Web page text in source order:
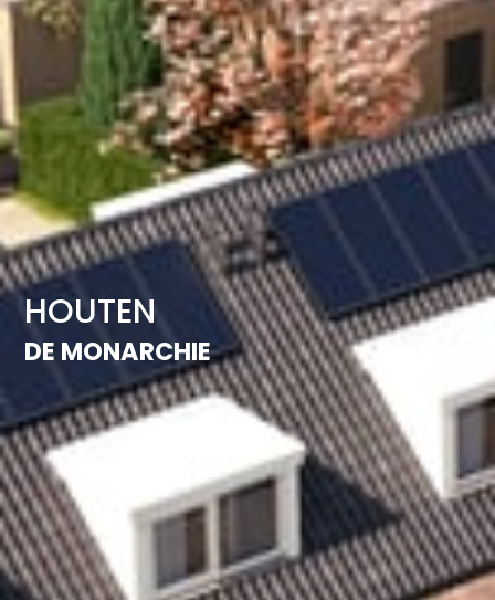
HOUTEN
DE MONARCHIE